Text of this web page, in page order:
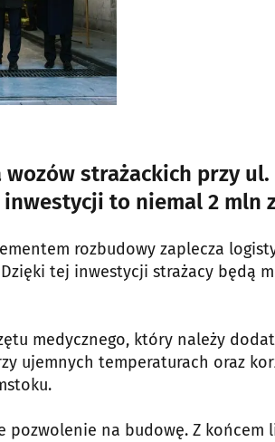
strażackich przy ul.
to niemal 2 mln
rozbudowy zaplecza
tej inwestycji strażacy będą
medycznego, który należy
ujemnych temperaturach oraz
pozwolenie na budowę. Z końcem